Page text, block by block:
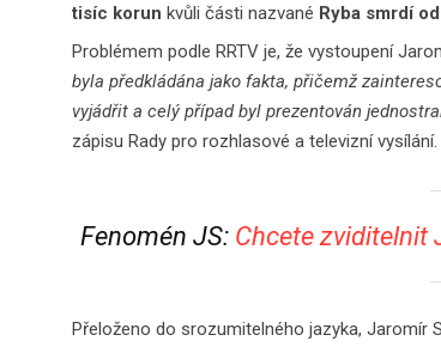
tisíc korun kvůli části nazvané Ryba smrdí
Problémem podle RRTV je, že vystoupení
byla předkládána jako fakta, přičemž
vyjádřit a celý případ byl prezentován
zápisu Rady pro rozhlasové a televizní vysílání.
Fenomén JS: Chcete zviditelnit
Přeloženo do srozumitelného jazyka,